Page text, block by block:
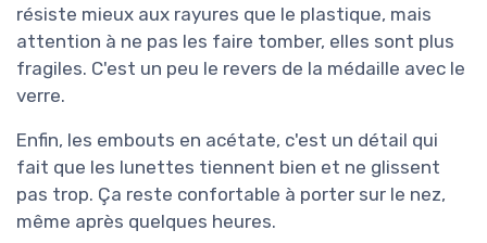
résiste mieux aux rayures que le plastique, mais
attention à ne pas les faire tomber, elles sont plus
fragiles. C'est un peu le revers de la médaille avec le
verre.
Enfin, les embouts en acétate, c'est un détail qui
fait que les lunettes tiennent bien et ne glissent
pas trop. Ça reste confortable à porter sur le nez,
même après quelques heures.